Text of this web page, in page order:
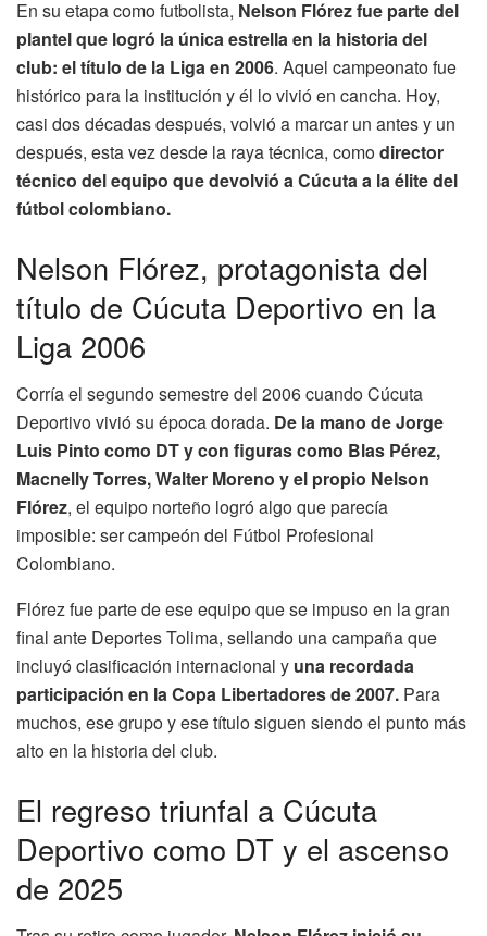
En su etapa como futbolista, Nelson Flórez fue parte del
plantel que logró la única estrella en la historia del
club: el título de la Liga en 2006. Aquel campeonato fue
histórico para la institución y él lo vivió en cancha. Hoy,
casi dos décadas después, volvió a marcar un antes y un
después, esta vez desde la raya técnica, comodirector
técnico del equipo que devolvió a Cúcuta a la élite del
fútbol colombiano.
Nelson Flórez, protagonista del
título de Cúcuta Deportivo en la
Liga 2006
Corría el segundo semestre del 2006 cuando Cúcuta
Deportivo vivió su época dorada. De la mano de Jorge
Luis Pinto como DT y con figuras como Blas Pérez,
Macnelly Torres, Walter Moreno y el propio Nelson
Flórez, el equipo norteño logró algo que parecía
imposible: ser campeón del Fútbol Profesional
Colombiano.
Flórez fue parte de ese equipo que se impuso en la gran
final ante Deportes Tolima, sellando una campaña que
incluyó clasificación internacional y una recordada
participación en la Copa Libertadores de 2007. Para
muchos, ese grupo y ese título siguen siendo el punto más
alto en la historia del club.
El regreso triunfal a Cúcuta
Deportivo como DT y el ascenso
de 2025